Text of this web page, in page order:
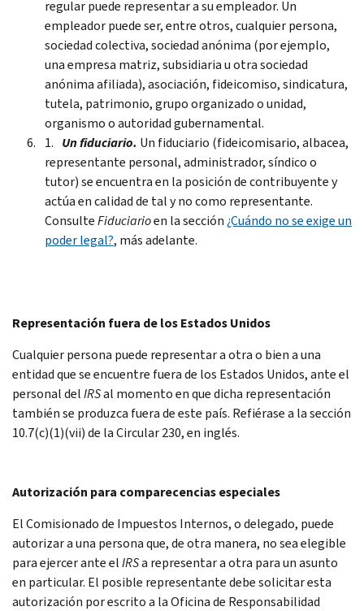
regular puede representar a su empleador. Un
empleador puede ser, entre otros, cualquier persona,
sociedad colectiva, sociedad anónima (por ejemplo,
una empresa matriz, subsidiaria u otra sociedad
anónima afiliada), asociación, fideicomiso, sindicatura,
tutela, patrimonio, grupo organizado o unidad,
organismo o autoridad gubernamental.
Un fiduciario. Un fiduciario (fideicomisario, albacea,
representante personal, administrador, síndico o
tutor) se encuentra en la posición de contribuyente y
actúa en calidad de tal y no como representante.
ConsulteFiduciarioen la sección ¿Cuándo no se exige un
poder legal?, más adelante.
Representación fuera de los Estados Unidos
Cualquier persona puede representar a otra o bien a una
entidad que se encuentre fuera de los Estados Unidos, ante el
personal delIRSal momento en que dicha representación
también se produzca fuera de este país. Refiérase a la sección
10.7(c)(1)(vii) de la Circular 230, en inglés.
Autorización para comparecencias especiales
El Comisionado de Impuestos Internos, o delegado, puede
autorizar a una persona que, de otra manera, no sea elegible
para ejercer ante elIRSa representar a otra para un asunto
en particular. El posible representante debe solicitar esta
autorización por escrito a la Oficina de Responsabilidad